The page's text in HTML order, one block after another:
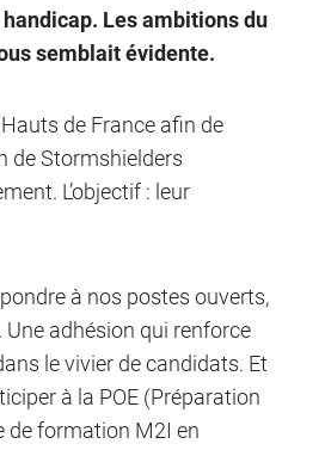
Les ambitions du
semblait évidente.
de France afin de
de Stormshielders
L’objectif : leur
à nos postes ouverts,
Une adhésion qui renforce
le vivier de candidats. Et
à la POE (Préparation
de formation M2I en